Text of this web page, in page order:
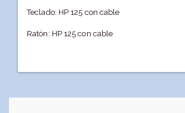
Teclado: HP 125 con cable
Ratón: HP 125 con cable